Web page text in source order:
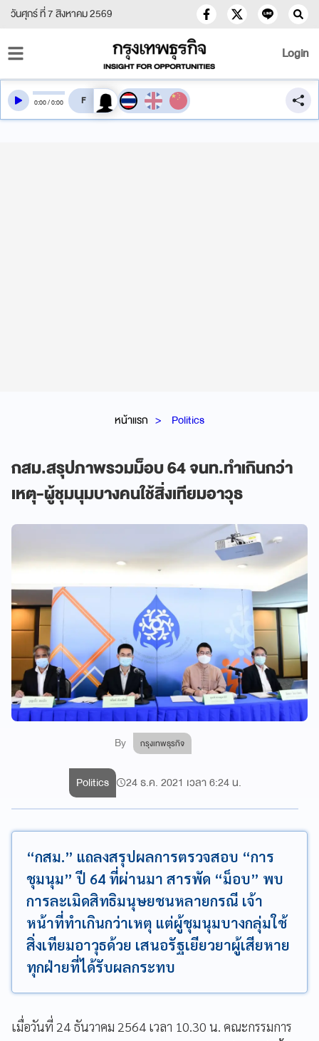
วันศุกร์ ที่ 7 สิงหาคม 2569
Login
หน้าแรก Politics
กสม.สรุปภาพรวมม็อบ 64 จนท.ทำเกินกว่า
เหตุ-ผู้ชุมนุมบางคนใช้สิ่งเทียมอาวุธ
By กรุงเทพธุรกิจ
0:00/0:00 สลับเสียงอ่าน
Politics 24 ธ.ค. 2021 เวลา 6:24 น.
“กสม.” แถลงสรุปผลการตรวจสอบ “การ
ชุมนุม” ปี 64 ที่ผ่านมา สารพัด “ม็อบ” พบ
การละเมิดสิทธิมนุษยชนหลายกรณี เจ้า
หน้าที่ทำเกินกว่าเหตุ แต่ผู้ชุมนุมบางกลุ่มใช้
สิ่งเทียมอาวุธด้วย เสนอรัฐเยียวยาผู้เสียหาย
ทุกฝ่ายที่ได้รับผลกระทบ
เมื่อวันที่ 24 ธันวาคม 2564 เวลา 10.30 น. คณะกรรมการ